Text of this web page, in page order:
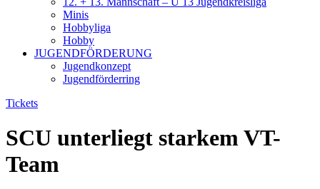
Minis
Hobbyliga
Hobby
JUGENDFÖRDERUNG
Jugendkonzept
Jugendförderring
Tickets
SCU unterliegt starkem VT-
Team